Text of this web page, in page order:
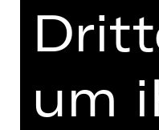
um